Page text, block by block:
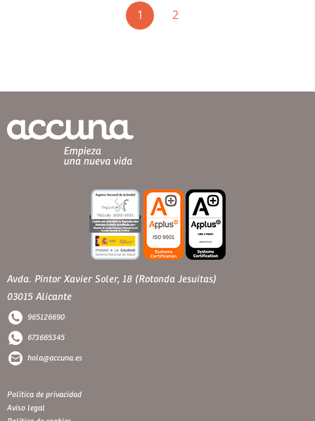
1 (current)
2
Avda. Pintor Xavier Soler, 18 (Rotonda Jesuitas)
03015 Alicante
965126690
673665345
hola@accuna.es
Política de privacidad
Aviso legal